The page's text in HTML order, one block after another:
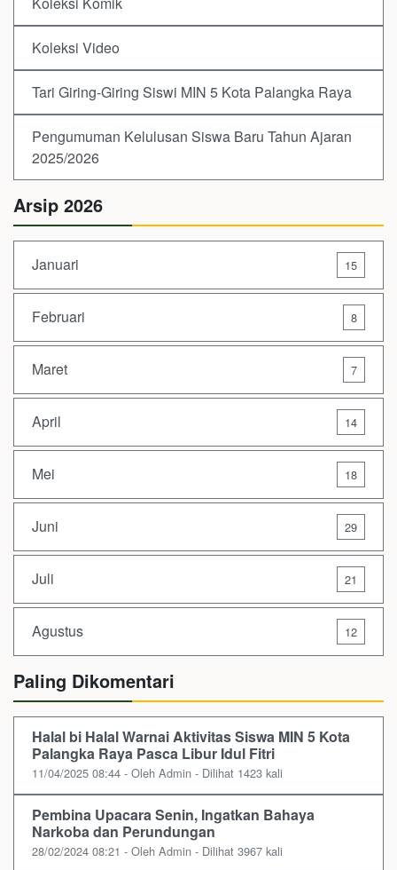
Koleksi Video
Tari Giring-Giring Siswi MIN 5 Kota Palangka Raya
Pengumuman Kelulusan Siswa Baru Tahun Ajaran
2025/2026
Arsip 2026
Januari 15
Februari 8
Maret 7
April 14
Mei 18
Juni 29
Juli 21
Agustus 12
Paling Dikomentari
Halal bi Halal Warnai Aktivitas Siswa MIN 5 Kota
Palangka Raya Pasca Libur Idul Fitri
11/04/2025 08:44 - Oleh Admin - Dilihat 1423 kali
Pembina Upacara Senin, Ingatkan Bahaya
Narkoba dan Perundungan
28/02/2024 08:21 - Oleh Admin - Dilihat 3967 kali